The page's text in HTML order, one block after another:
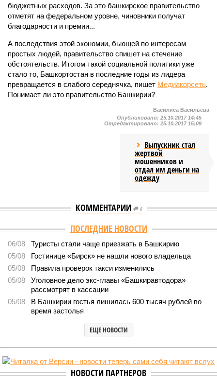
бюджетных расходов. За это башкирское правительство
отметят на федеральном уровне, чиновники получат
благодарности и премии...
А последствия этой экономии, бьющей по интересам
простых людей, правительство спишет на стечение
обстоятельств. Итогом такой социальной политики уже
стало то, Башкортостан в последние годы из лидера
превращается в слабого середнячка, пишет Медиакорсеть.
Понимает ли это правительство Башкирии?
Василиса Васильева
Опубликовано: 25.10.2017 14:45
Отредактировано: 25.10.2017 15:09
Выпускник стал
жертвой
мошенников и
отдал им деньги на
одежду
КОММЕНТАРИИ 0
ПОСЛЕДНИЕ НОВОСТИ
06/08
Туристы стали чаще приезжать в Башкирию
05/08
Гостинице «Бирск» не нашли нового владельца
05/08
Правила проверок такси изменились
05/08
Уголовное дело экс-главы «Башкиравтодора»
рассмотрят в кассации
05/08
В Башкирии гостья лишилась 600 тысяч рублей во
время застолья
ЕЩЕ НОВОСТИ
НОВОСТИ ПАРТНЕРОВ